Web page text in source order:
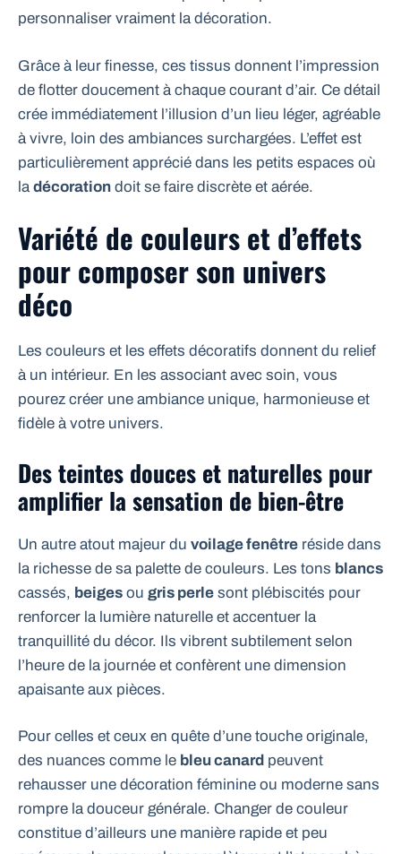
personnaliser vraiment la décoration.
Grâce à leur finesse, ces tissus donnent l’impression
de flotter doucement à chaque courant d’air. Ce détail
crée immédiatement l’illusion d’un lieu léger, agréable
à vivre, loin des ambiances surchargées. L’effet est
particulièrement apprécié dans les petits espaces où
la décoration doit se faire discrète et aérée.
Variété de couleurs et d’effets
pour composer son univers
déco
Les couleurs et les effets décoratifs donnent du relief
à un intérieur. En les associant avec soin, vous
pourez créer une ambiance unique, harmonieuse et
fidèle à votre univers.
Des teintes douces et naturelles pour
amplifier la sensation de bien-être
Un autre atout majeur du voilage fenêtre réside dans
la richesse de sa palette de couleurs. Les tons blancs
cassés, beiges ou gris perle sont plébiscités pour
renforcer la lumière naturelle et accentuer la
tranquillité du décor. Ils vibrent subtilement selon
l’heure de la journée et confèrent une dimension
apaisante aux pièces.
Pour celles et ceux en quête d’une touche originale,
des nuances comme le bleu canard peuvent
rehausser une décoration féminine ou moderne sans
rompre la douceur générale. Changer de couleur
constitue d’ailleurs une manière rapide et peu